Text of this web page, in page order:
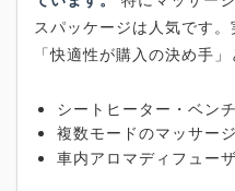
スパッケージは人気です
「快適性が購入の決め手」
シートヒーター・ベン
複数モードのマッサー
車内アロマディフュー